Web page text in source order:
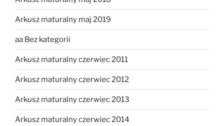
Arkusz maturalny maj 2019
aa Bez kategorii
Arkusz maturalny czerwiec 2011
Arkusz maturalny czerwiec 2012
Arkusz maturalny czerwiec 2013
Arkusz maturalny czerwiec 2014